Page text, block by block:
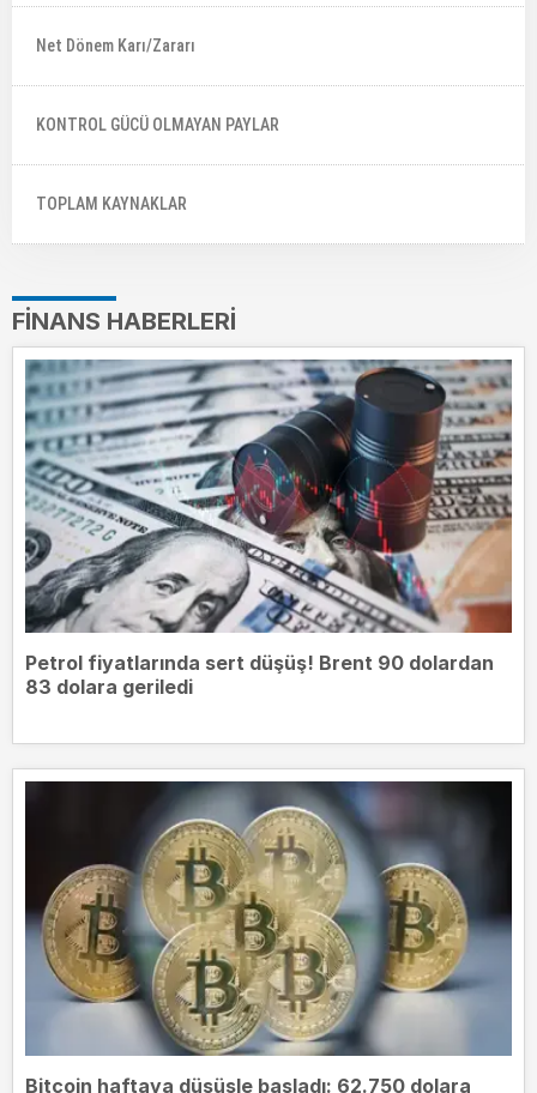
Net Dönem Karı/Zararı
KONTROL GÜCÜ OLMAYAN PAYLAR
TOPLAM KAYNAKLAR
FINANS HABERLERI
Petrol fiyatlarında sert düşüş! Brent 90 dolardan
83 dolara geriledi
Bitcoin haftaya düşüşle başladı: 62.750 dolara